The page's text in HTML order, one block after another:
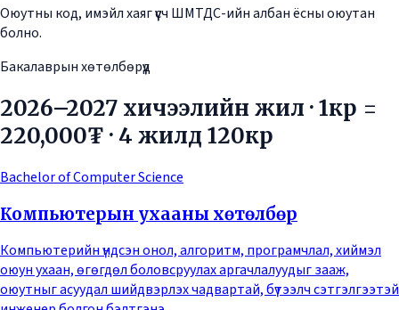
Оюутны код, имэйл хаяг үүсч ШМТДС-ийн албан ёсны оюутан
болно.
Бакалаврын хөтөлбөрүүд
2026–2027 хичээлийн жил · 1кр =
220,000₮ · 4 жилд 120кр
Bachelor of Computer Science
Компьютерын ухааны хөтөлбөр
Компьютерийн үндсэн онол, алгоритм, програмчлал, хиймэл
оюун ухаан, өгөгдөл боловсруулах аргачлалуудыг зааж,
оюутныг асуудал шийдвэрлэх чадвартай, бүтээлч сэтгэлгээтэй